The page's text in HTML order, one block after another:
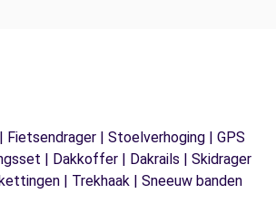
Fietsendrager | Stoelverhoging | GPS
| Dakkoffer | Dakrails | Skidrager
| Trekhaak | Sneeuw banden